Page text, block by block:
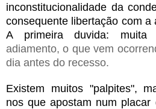
inconstitucionalidade da
consequente libertação com a
A primeira duvida: muita
adiamento, o que vem
dia antes do recesso.
Existem muitos "palpites",
nos que apostam num